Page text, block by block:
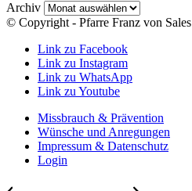
Archiv
© Copyright - Pfarre Franz von Sales
Link zu Facebook
Link zu Instagram
Link zu WhatsApp
Link zu Youtube
Missbrauch & Prävention
Wünsche und Anregungen
Impressum & Datenschutz
Login